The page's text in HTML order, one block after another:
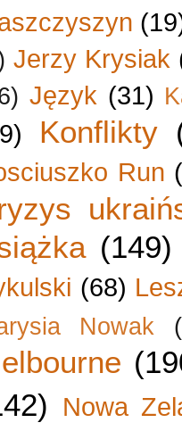
Jerzy Krysiak
Język (31)
Konflikty
Run
(149)
(68)
Nowak
Nowa